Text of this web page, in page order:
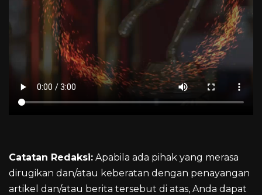
Catatan Redaksi: Apabila ada pihak yang merasa
dirugikan dan/atau keberatan dengan penayangan
artikel dan/atau berita tersebut di atas, Anda dapat